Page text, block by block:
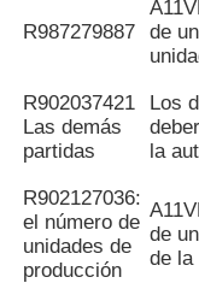
R987279887
de
R902037421
Las demás
partidas
Los
la
R902127036:
el número de
unidades de
producción
de
de la